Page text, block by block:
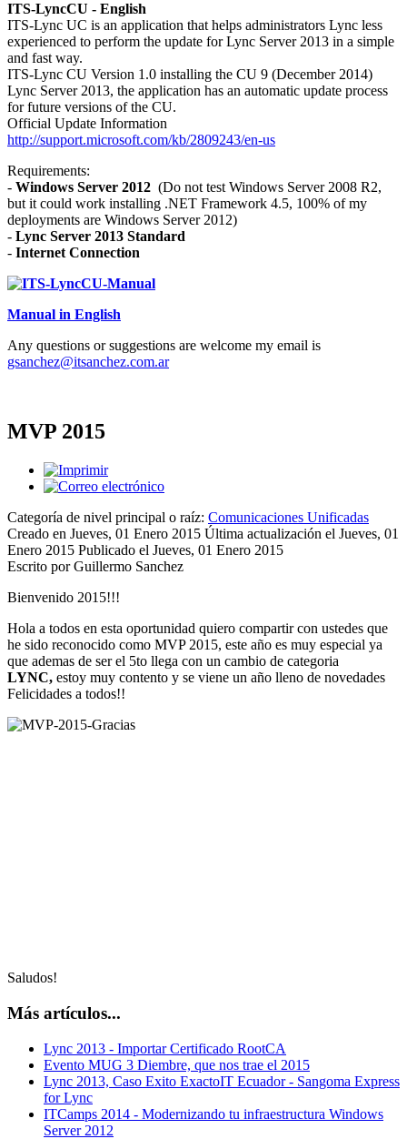
ITS-LyncCU - English
ITS-Lync UC is an application that helps administrators Lync less
experienced to perform the update for Lync Server 2013 in a simple
and fast way.
ITS-Lync CU Version 1.0 installing the CU 9 (December 2014)
Lync Server 2013, the application has an automatic update process
for future versions of the CU.
Official Update Information
http://support.microsoft.com/kb/2809243/en-us
Requirements:
- Windows Server 2012 (Do not test Windows Server 2008 R2,
but it could work installing .NET Framework 4.5, 100% of my
deployments are Windows Server 2012)
- Lync Server 2013 Standard
- Internet Connection
Manual in English
Any questions or suggestions are welcome my email is
gsanchez@itsanchez.com.ar
MVP 2015
Categoría de nivel principal o raíz: Comunicaciones Unificadas
Creado en Jueves, 01 Enero 2015 Última actualización el Jueves, 01
Enero 2015 Publicado el Jueves, 01 Enero 2015
Escrito por Guillermo Sanchez
Bienvenido 2015!!!
Hola a todos en esta oportunidad quiero compartir con ustedes que
he sido reconocido como MVP 2015, este año es muy especial ya
que ademas de ser el 5to llega con un cambio de categoria
LYNC, estoy muy contento y se viene un año lleno de novedades
Felicidades a todos!!
Saludos!
Más artículos...
Lync 2013 - Importar Certificado RootCA
Evento MUG 3 Diembre, que nos trae el 2015
Lync 2013, Caso Exito ExactoIT Ecuador - Sangoma Express
for Lync
ITCamps 2014 - Modernizando tu infraestructura Windows
Server 2012